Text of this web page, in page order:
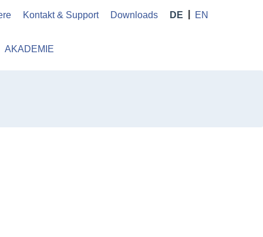
AKADEMIE
Kontakt & Support Downloads DE EN